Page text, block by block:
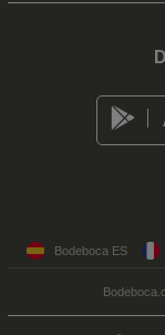
Bodeboca ES